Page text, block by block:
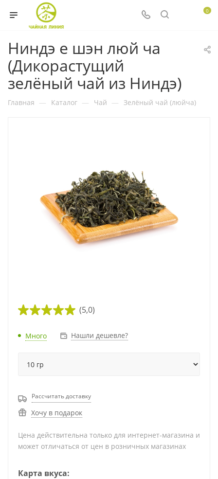
0
Ниндэ е шэн люй ча
(Дикорастущий
зелёный чай из Ниндэ)
Главная — Каталог — Чай — Зелёный чай (люйча)
(5,0)
Много Нашли дешевле?
Рассчитать доставку
Хочу в подарок
Цена действительна только для интернет-магазина и
может отличаться от цен в розничных магазинах
Карта вкуса: